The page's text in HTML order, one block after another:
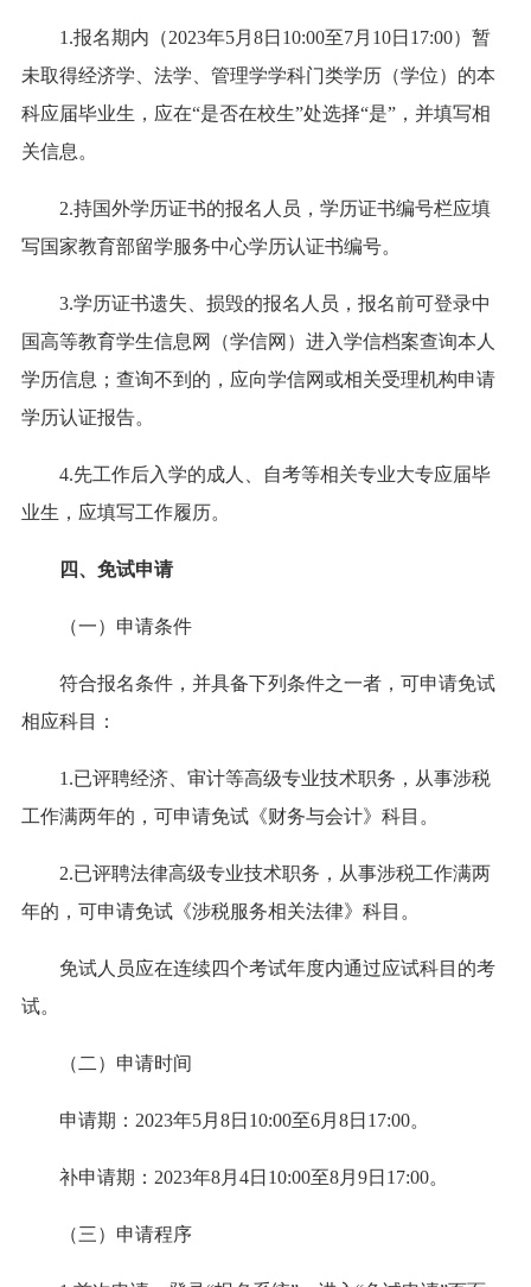
1.报名期内（2023年5月8日10:00至7月10日17:00）暂
未取得经济学、法学、管理学学科门类学历（学位）的本
科应届毕业生，应在“是否在校生”处选择“是”，并填写相
关信息。
2.持国外学历证书的报名人员，学历证书编号栏应填
写国家教育部留学服务中心学历认证书编号。
3.学历证书遗失、损毁的报名人员，报名前可登录中
国高等教育学生信息网（学信网）进入学信档案查询本人
学历信息；查询不到的，应向学信网或相关受理机构申请
学历认证报告。
4.先工作后入学的成人、自考等相关专业大专应届毕
业生，应填写工作履历。
四、免试申请
（一）申请条件
符合报名条件，并具备下列条件之一者，可申请免试
相应科目：
1.已评聘经济、审计等高级专业技术职务，从事涉税
工作满两年的，可申请免试《财务与会计》科目。
2.已评聘法律高级专业技术职务，从事涉税工作满两
年的，可申请免试《涉税服务相关法律》科目。
免试人员应在连续四个考试年度内通过应试科目的考
试。
（二）申请时间
申请期：2023年5月8日10:00至6月8日17:00。
补申请期：2023年8月4日10:00至8月9日17:00。
（三）申请程序